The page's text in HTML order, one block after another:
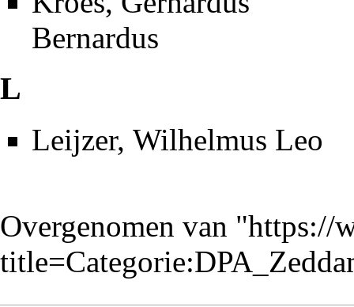
Bernardus
L
Leijzer, Wilhelmus Leo
Overgenomen van "https://